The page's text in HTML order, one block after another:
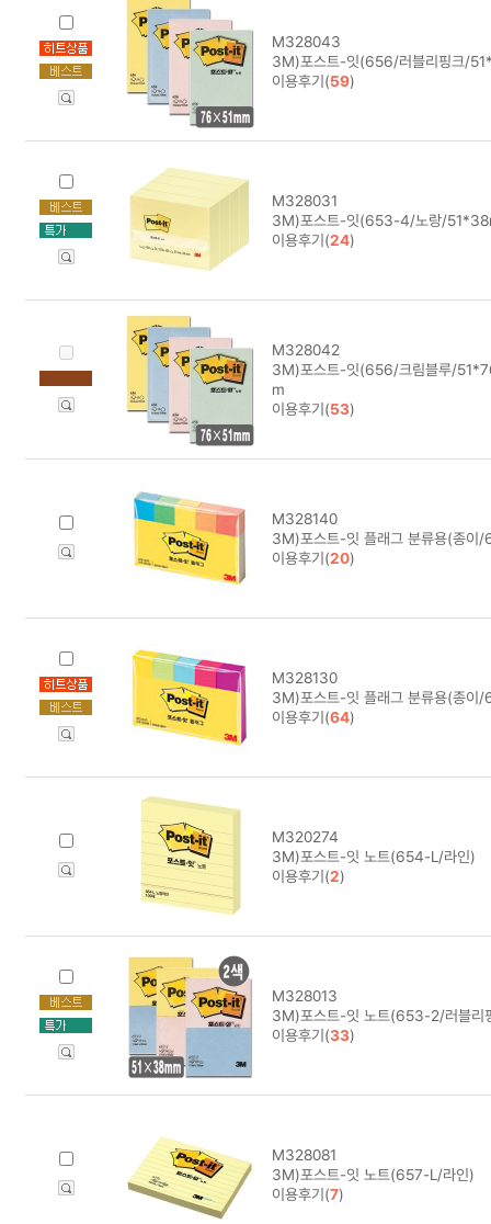
M328043
3M)포스트-잇(656/러블리핑크/
이용후기(59)
M328031
3M)포스트-잇(653-4/노랑/
이용후기(24)
M328042
3M)포스트-잇(656/크림블루/
m
이용후기(53)
M328140
3M)포스트-잇 플래그 분류용(종이
이용후기(20)
M328130
3M)포스트-잇 플래그 분류용(종
이용후기(64)
M320274
3M)포스트-잇 노트(654-L/라인)
이용후기(2)
M328013
3M)포스트-잇 노트(653-2/러블리
이용후기(33)
M328081
3M)포스트-잇 노트(657-L/라인)
이용후기(7)